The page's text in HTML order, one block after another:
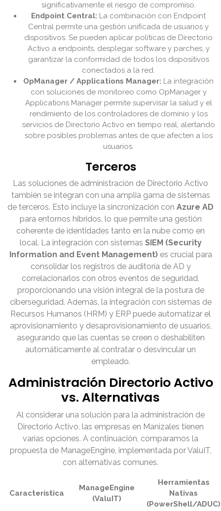
significativamente el riesgo de compromiso.
Endpoint Central: La combinación con Endpoint
Central permite una gestión unificada de usuarios y
dispositivos. Se pueden aplicar políticas de Directorio
Activo a endpoints, desplegar software y parches, y
garantizar la conformidad de todos los dispositivos
conectados a la red.
OpManager / Applications Manager: La integración
con soluciones de monitoreo como OpManager y
Applications Manager permite supervisar la salud y el
rendimiento de los controladores de dominio y los
servicios de Directorio Activo en tiempo real, alertando
sobre posibles problemas antes de que afecten a los
usuarios.
Terceros
Las soluciones de administración de Directorio Activo
también se integran con una amplia gama de sistemas
de terceros. Esto incluye la sincronización con Azure AD
para entornos híbridos, lo que permite una gestión
coherente de identidades tanto en la nube como en
local. La integración con sistemas SIEM (Security
Information and Event Management) es crucial para
consolidar los registros de auditoría de AD y
correlacionarlos con otros eventos de seguridad,
proporcionando una visión integral de la postura de
ciberseguridad. Además, la integración con sistemas de
Recursos Humanos (HRM) y ERP puede automatizar el
aprovisionamiento y desaprovisionamiento de usuarios,
asegurando que las cuentas se creen o deshabiliten
automáticamente al contratar o desvincular un
empleado.
Administración Directorio Activo
vs. Alternativas
Al considerar una solución para la administración de
Directorio Activo, las empresas en Manizales tienen
varias opciones. A continuación, comparamos la
propuesta de ManageEngine, implementada por ValuIT,
con alternativas comunes.
Característica
ManageEngine
(ValuIT)
Herramientas
Nativas
(PowerShell/ADUC)